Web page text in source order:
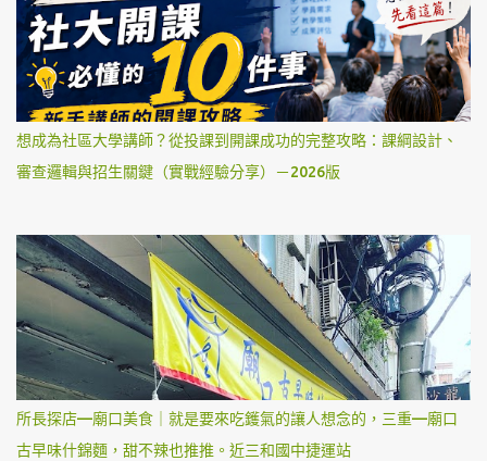
想成為社區大學講師？從投課到開課成功的完整攻略：課綱設計、
審查邏輯與招生關鍵（實戰經驗分享）－2026版
所長探店—廟口美食｜就是要來吃鑊氣的讓人想念的，三重—廟口
古早味什錦麵，甜不辣也推推。近三和國中捷運站